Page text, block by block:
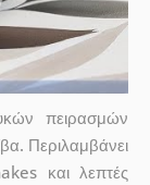
πειρασμών
Περιλαμβάνει
και λεπτές